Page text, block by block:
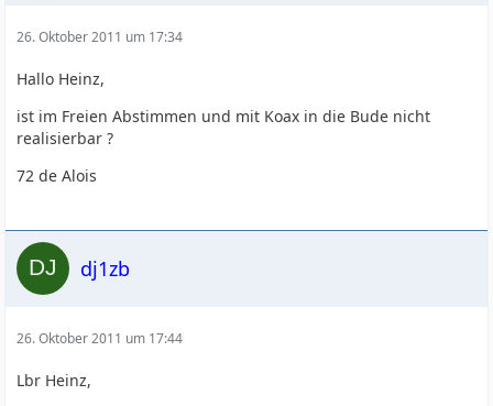
26. Oktober 2011 um 17:34
Hallo Heinz,
ist im Freien Abstimmen und mit Koax in die Bude nicht
realisierbar ?
72 de Alois
dj1zb
26. Oktober 2011 um 17:44
Lbr Heinz,